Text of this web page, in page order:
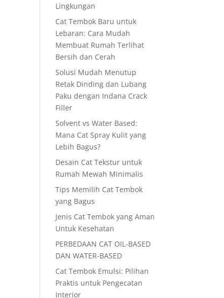
Lingkungan
Cat Tembok Baru untuk
Lebaran: Cara Mudah
Membuat Rumah Terlihat
Bersih dan Cerah
Solusi Mudah Menutup
Retak Dinding dan Lubang
Paku dengan Indana Crack
Filler
Solvent vs Water Based:
Mana Cat Spray Kulit yang
Lebih Bagus?
Desain Cat Tekstur untuk
Rumah Mewah Minimalis
Tips Memilih Cat Tembok
yang Bagus
Jenis Cat Tembok yang Aman
Untuk Kesehatan
PERBEDAAN CAT OIL-BASED
DAN WATER-BASED
Cat Tembok Emulsi: Pilihan
Praktis untuk Pengecatan
Interior